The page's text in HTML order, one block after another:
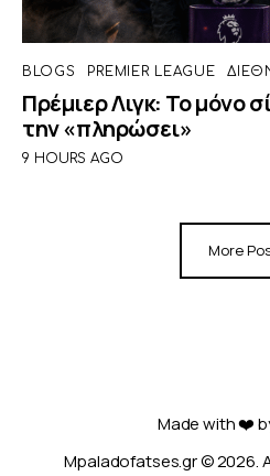
BLOGS PREMIER LEAGUE
Πρέμιερ Λιγκ: Το μόνο
την «πληρώσει»
9 HOURS AGO
More
Made with ❤️
Mpaladofatses.gr © 2026.